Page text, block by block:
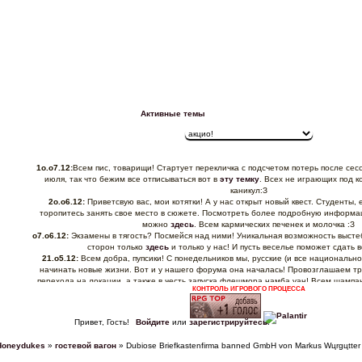
Активные темы
1о.о7.12:Всем пис, товарищи! Стартует перекличка с подсчетом потерь после
июля, так что бежим все отписываться вот в эту темку. Всех не играющих под
каникул:З
2о.о6.12:Приветсвую вас, мои котятки! А у нас открыт новый квест. Студенты,
торопитесь занять свое место в сюжете. Посмотреть более подробную
можноздесь . Всем кармических печенек и молочка :З
о7.о6.12: Экзамены в тягость? Посмейся над ними! Уникальная возможность
сторон толькоздесь и только у нас! И пусть веселье поможет сдать
21.о5.12: Всем добра, пупсики! С понедельников мы, русские (и все
начинать новые жизни. Вот и у нашего форума она началась! Провозглашаем
перехода на локации, а также в честь запуска флешмора намба уан! Всем
Трезвенникам - молока. Мы вас любим <3
Алоха, сладкие! А у нас движуха! Причём во всех смыслах слова.
"движуха", где мы будем проводить всякие развлекательные мероприятия. И
флешмоб намба уан. Спешите записаться!
что нам необходимо поскорее доиграть хотя бы один квест, чтобы не скучать! И
КОНТРОЛЬ ИГРОВОГО ПРОЦЕССА
Привет, Гость! Войдите илизарегистрируйтесь.
» гостевой вагон » Dubiose Briefkastenfirma banned GmbH von Markus Wцrgцtter